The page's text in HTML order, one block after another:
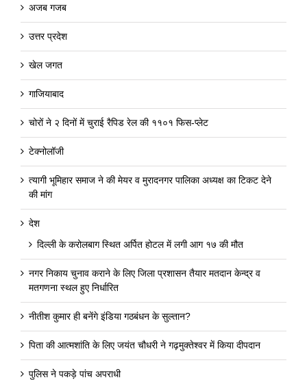
अजब गजब
उत्तर प्रदेश
खेल जगत
गाजियाबाद
चोरों ने २ दिनों में चुराई रैपिड रेल की ११०१ फिस-प्लेट
टेक्नोलॉजी
त्यागी भूमिहार समाज ने की मेयर व मुरादनगर पालिका अध्यक्ष का टिकट देने
की मांग
देश
दिल्ली के करोलबाग स्थित अर्पित होटल में लगी आग १७ की मौत
नगर निकाय चुनाव कराने के लिए जिला प्रशासन तैयार मतदान केन्द्र व
मतगणना स्थल हुए निर्धारित
नीतीश कुमार ही बनेंगे इंडिया गठबंधन के सुल्तान?
पिता की आत्मशांति के लिए जयंत चौधरी ने गढ़मुक्तेश्वर में किया दीपदान
पुलिस ने पकड़े पांच अपराधी